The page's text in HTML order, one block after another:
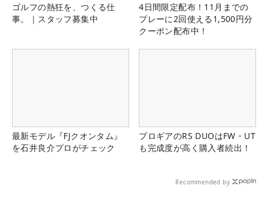
ゴルフの熱狂を、つくる仕
事。｜スタッフ募集中
4日間限定配布！11月までの
プレーに2回使える1,500円分
クーポン配布中！
最新モデル『FJクオンタム』
を石井良介プロがチェック
プロギアのRS DUOはFW・UT
も完成度が高く購入者続出！
Recommended by